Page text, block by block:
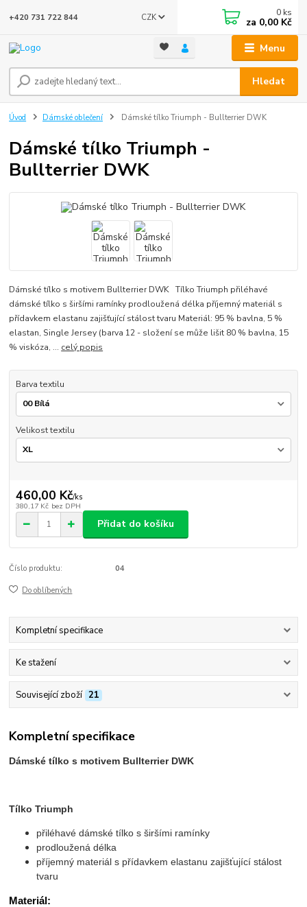
Menu
CZK
Hledat
+420 731 722 844 0 ks
za 0,00 Kč
Úvod Dámské oblečení Dámské tílko Triumph - Bullterrier DWK
Dámské tílko Triumph -
Bullterrier DWK
Dámské tílko s motivem Bullterrier DWK Tílko Triumph přiléhavé
dámské tílko s širšími ramínky prodloužená délka příjemný materiál s
přídavkem elastanu zajišťující stálost tvaru Materiál: 95 % bavlna, 5 %
elastan, Single Jersey (barva 12 - složení se může lišit 80 % bavlna, 15
% viskóza, ... celý popis
Barva textilu
Velikost textilu
460,00 Kč/ks
380,17 Kč bez DPH
Přidat do košíku
Číslo produktu: 04
Do oblíbených
Kompletní specifikace
Ke stažení
Související zboží 21
Kompletní specifikace
Dámské tílko s motivem Bullterrier DWK
Tílko Triumph
přiléhavé dámské tílko s širšími ramínky
prodloužená délka
příjemný materiál s přídavkem elastanu zajišťující stálost
tvaru
Materiál: